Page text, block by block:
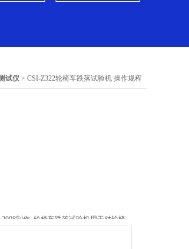
试仪 > CSI-Z322轮椅车跌落试验机 操作规程
制作, 轮椅车跌落试验机用于对轮椅